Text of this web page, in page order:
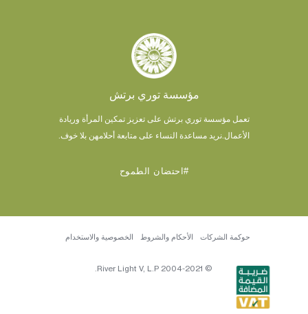
مؤسسة توري برتش
تعمل مؤسسة توري برتش على تعزيز تمكين المرأة وريادة
الأعمال. نريد مساعدة النساء على متابعة أحلامهن بلا خوف.
#احتضان الطموح
© 2004-2021 River Light V, L.P.
حوكمة الشركات الأحكام والشروط الخصوصية والاستخدام